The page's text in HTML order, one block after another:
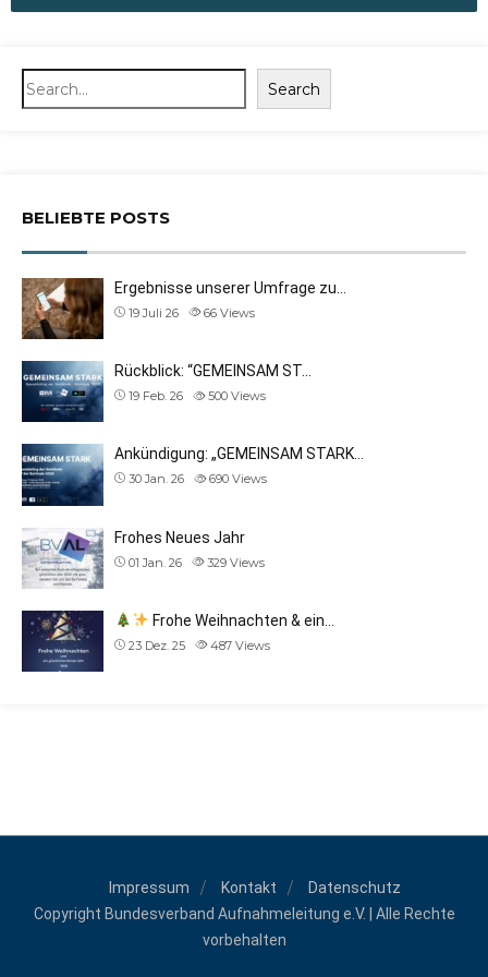
Search Search
BELIEBTE POSTS
Ergebnisse unserer Umfrage zu…
19 Juli 26 66 Views
Rückblick: “GEMEINSAM ST…
19 Feb. 26 500 Views
Ankündigung: „GEMEINSAM STARK…
30 Jan. 26 690 Views
Frohes Neues Jahr
01 Jan. 26 329 Views
Frohe Weihnachten & ein…
23 Dez. 25 487 Views
Impressum Kontakt
Datenschutz
Copyright Bundesverband Aufnahmeleitung e.V. | Alle Rechte
vorbehalten